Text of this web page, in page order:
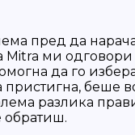
пред да
Mitra ми одговори
да го
пристигна, беше
разлика
обратиш.